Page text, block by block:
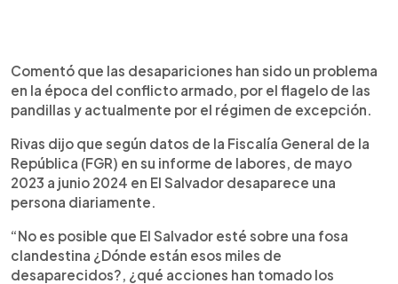
Comentó que las desapariciones han sido un problema
en la época del conflicto armado, por el flagelo de las
pandillas y actualmente por el régimen de excepción.
Rivas dijo que según datos de la Fiscalía General de la
República (FGR) en su informe de labores, de mayo
2023 a junio 2024 en El Salvador desaparece una
persona diariamente.
“No es posible que El Salvador esté sobre una fosa
clandestina ¿Dónde están esos miles de
desaparecidos?, ¿qué acciones han tomado los